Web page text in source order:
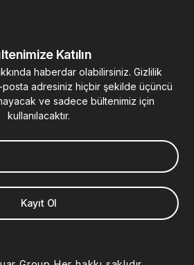
Katılın
haberdar olabilirsiniz. Gizlilik
adresiniz hiçbir şekilde üçüncü
ve sadece bültenimiz için
kullanılacaktır.
Kayıt Ol